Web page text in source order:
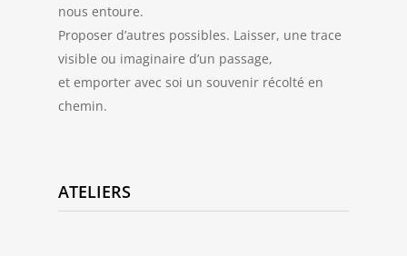
nous entoure.
Proposer d’autres possibles. Laisser, une trace
visible ou imaginaire d’un passage,
et emporter avec soi un souvenir récolté en
chemin.
ATELIERS